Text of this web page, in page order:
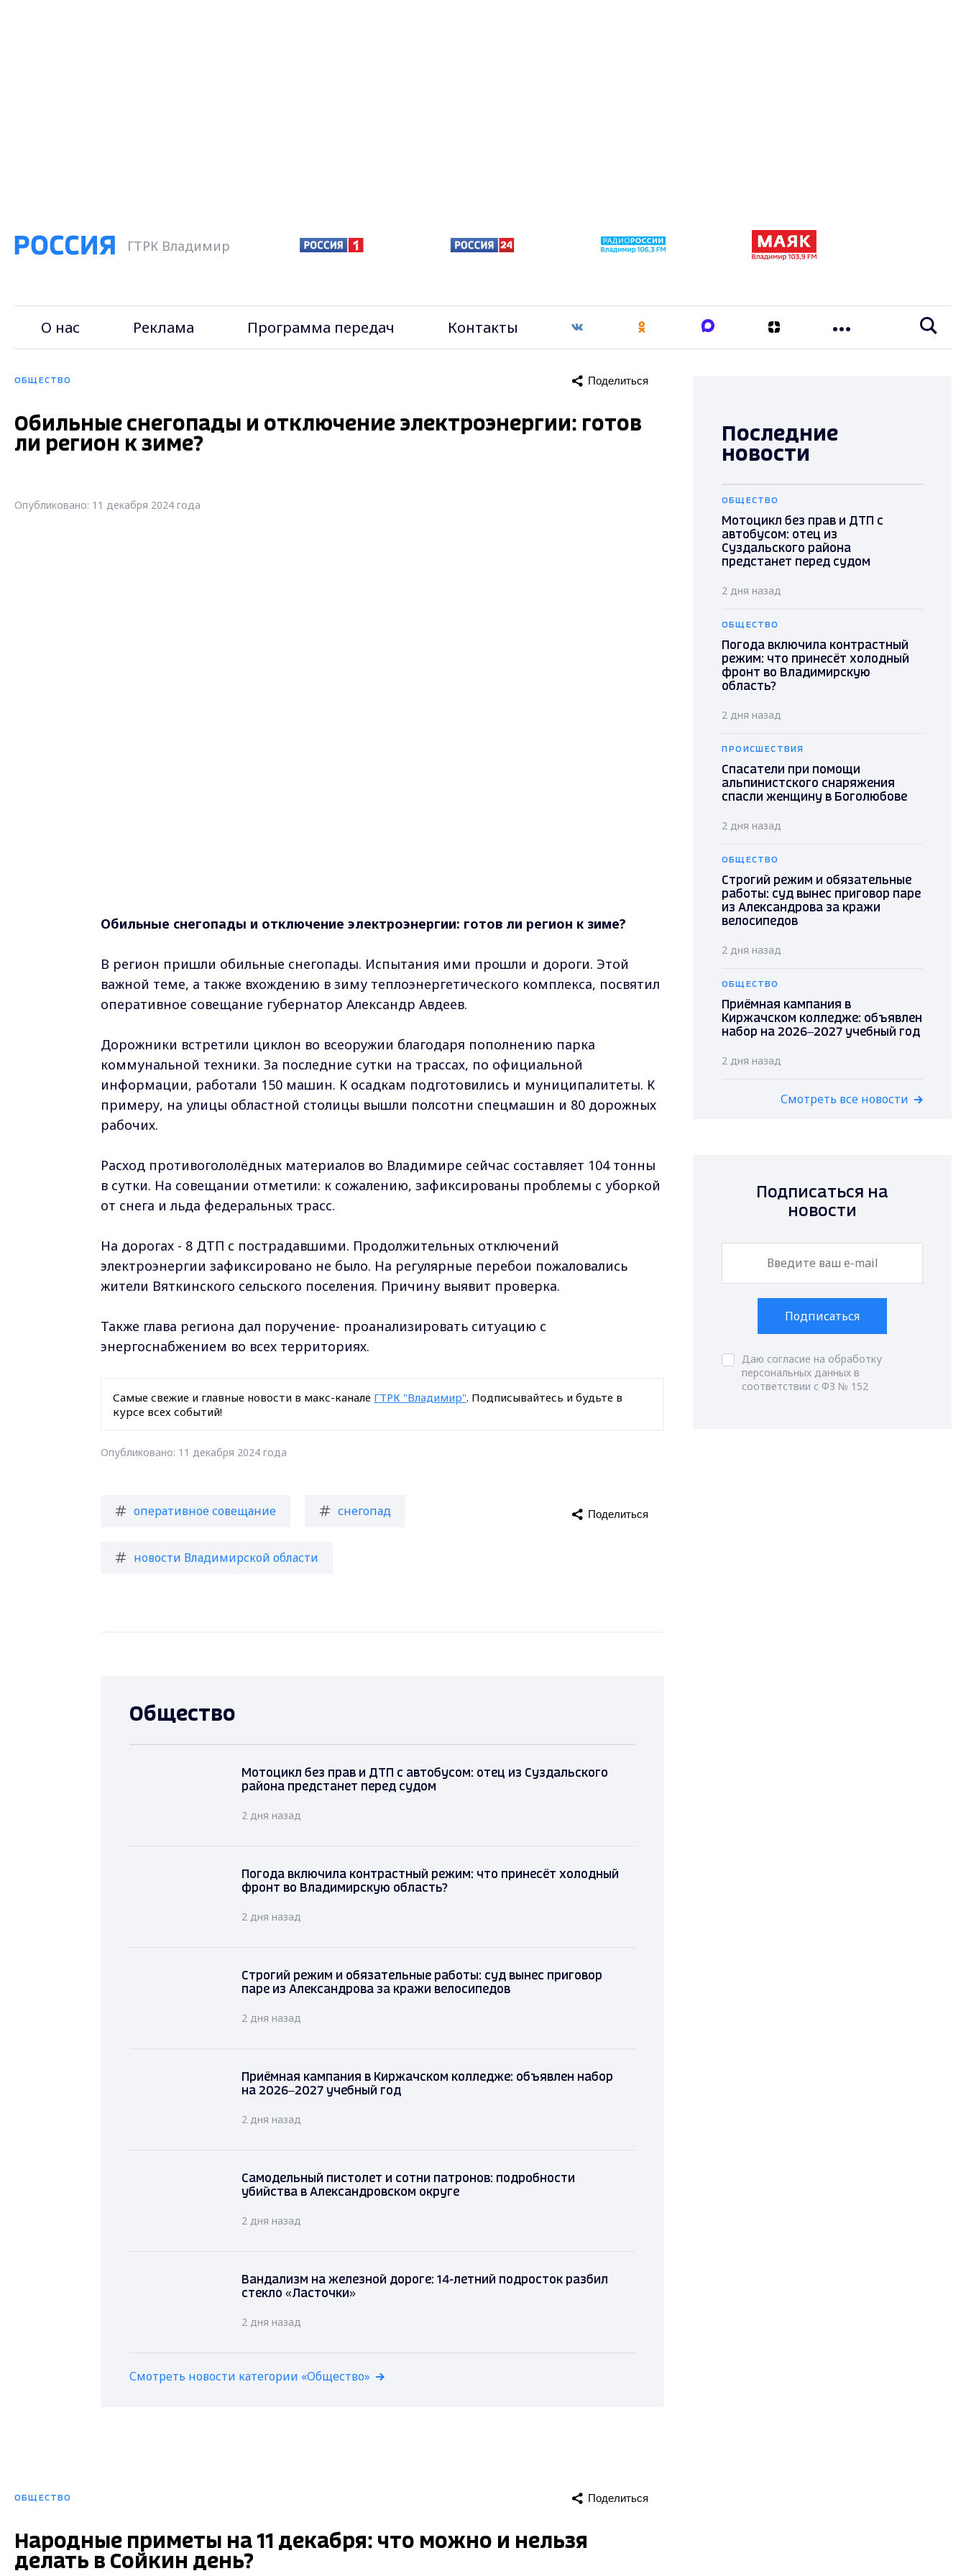
ГТРК Владимир
О нас Реклама Программа передач Контакты
ОБЩЕСТВО Поделиться
Обильные снегопады и отключение электроэнергии: готов
ли регион к зиме?
Опубликовано: 11 декабря 2024 года
Обильные снегопады и отключение электроэнергии: готов ли регион к зиме?
В регион пришли обильные снегопады. Испытания ими прошли и дороги. Этой
важной теме, а также вхождению в зиму теплоэнергетического комплекса, посвятил
оперативное совещание губернатор Александр Авдеев.
Дорожники встретили циклон во всеоружии благодаря пополнению парка
коммунальной техники. За последние сутки на трассах, по официальной
информации, работали 150 машин. К осадкам подготовились и муниципалитеты. К
примеру, на улицы областной столицы вышли полсотни спецмашин и 80 дорожных
рабочих.
Расход противогололёдных материалов во Владимире сейчас составляет 104 тонны
в сутки. На совещании отметили: к сожалению, зафиксированы проблемы с уборкой
от снега и льда федеральных трасс.
На дорогах - 8 ДТП с пострадавшими. Продолжительных отключений
электроэнергии зафиксировано не было. На регулярные перебои пожаловались
жители Вяткинского сельского поселения. Причину выявит проверка.
Также глава региона дал поручение- проанализировать ситуацию с
энергоснабжением во всех территориях.
Самые свежие и главные новости в макс-канале ГТРК "Владимир". Подписывайтесь и будьте в
курсе всех событий!
Опубликовано: 11 декабря 2024 года
оперативное совещание снегопад
новости Владимирской области
Поделиться
Общество
Мотоцикл без прав и ДТП с автобусом: отец из Суздальского
района предстанет перед судом
2 дня назад
Погода включила контрастный режим: что принесёт холодный
фронт во Владимирскую область?
2 дня назад
Строгий режим и обязательные работы: суд вынес приговор
паре из Александрова за кражи велосипедов
2 дня назад
Приёмная кампания в Киржачском колледже: объявлен набор
на 2026–2027 учебный год
2 дня назад
Самодельный пистолет и сотни патронов: подробности
убийства в Александровском округе
2 дня назад
Вандализм на железной дороге: 14-летний подросток разбил
стекло «Ласточки»
2 дня назад
Смотреть новости категории «Общество»
ОБЩЕСТВО Поделиться
Народные приметы на 11 декабря: что можно и нельзя
делать в Сойкин день?
Последние
новости
ОБЩЕСТВО
Мотоцикл без прав и ДТП с
автобусом: отец из
Суздальского района
предстанет перед судом
2 дня назад
ОБЩЕСТВО
Погода включила контрастный
режим: что принесёт холодный
фронт во Владимирскую
область?
2 дня назад
ПРОИСШЕСТВИЯ
Спасатели при помощи
альпинистского снаряжения
спасли женщину в Боголюбове
2 дня назад
ОБЩЕСТВО
Строгий режим и обязательные
работы: суд вынес приговор паре
из Александрова за кражи
велосипедов
2 дня назад
ОБЩЕСТВО
Приёмная кампания в
Киржачском колледже: объявлен
набор на 2026–2027 учебный год
2 дня назад
Смотреть все новости
Подписаться на
новости
Подписаться
Даю согласие на обработку
персональных данных в
соответствии с ФЗ № 152